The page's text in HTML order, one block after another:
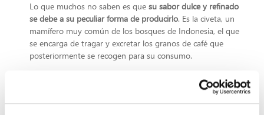
Lo que muchos no saben es que su sabor dulce y refinado
se debe a su peculiar forma de producirlo. Es la civeta, un
mamífero muy común de los bosques de Indonesia, el que
se encarga de tragar y excretar los granos de café que
posteriormente se recogen para su consumo.
Por desorbitados que nos parezcan sus precios, hay mucha
más gente de lo que parece dispuesta a pagarlos sin